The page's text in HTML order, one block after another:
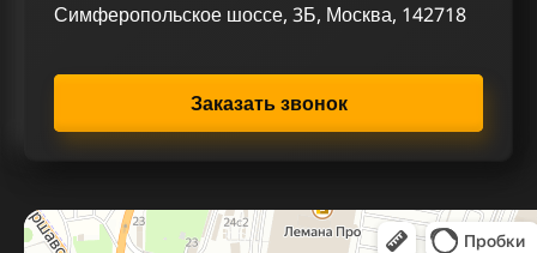
Симферопольское шоссе, 3Б, Москва, 142718
Заказать звонок